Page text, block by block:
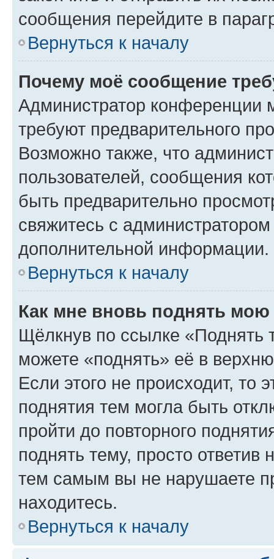
сообщения перейдите в
Вернуться к началу
Почему моё сообщение
Администратор конференции
требуют предварительного
Возможно также, что
пользователей, сообщения
быть предварительно
свяжитесь с
дополнительной информации.
Вернуться к началу
Как мне вновь поднять мою
Щёлкнув по ссылке «Поднять
можете «поднять» её в
Если этого не происходит, то
поднятия тем могла быть
пройти до повторного
поднять тему, просто ответив
тем самым вы не нарушаете
находитесь.
Вернуться к началу